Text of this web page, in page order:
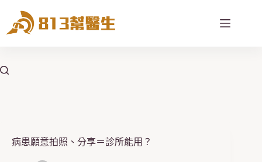
主
容
病患願意拍照、分享＝診所能用？